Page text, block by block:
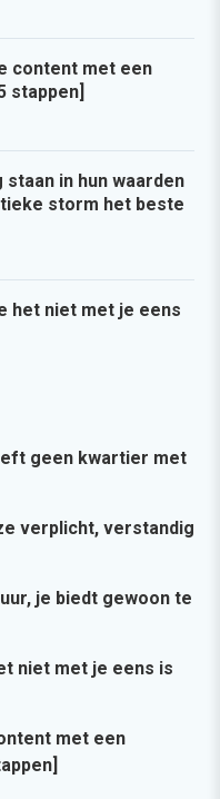
content met een
stappen]
in hun waarden
storm het beste
het niet met je eens
geen kwartier met
verplicht, verstandig
je biedt gewoon te
niet met je eens is
met een